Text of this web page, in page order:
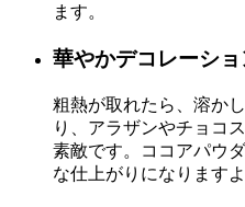
ます。
華やかデコレーショ
粗熱が取れたら、溶か
り、アラザンやチョコ
素敵です。ココアパウ
な仕上がりになりますよ